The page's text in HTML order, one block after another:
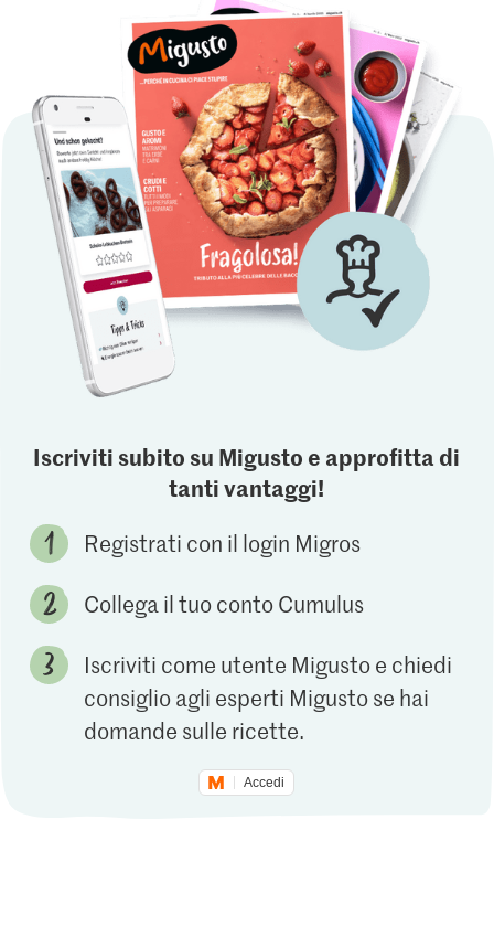
Iscriviti subito su Migusto e approfitta di
tanti vantaggi!
Registrati con il login Migros
Collega il tuo conto Cumulus
Iscriviti come utente Migusto e chiedi
consiglio agli esperti Migusto se hai
domande sulle ricette.
Accedi